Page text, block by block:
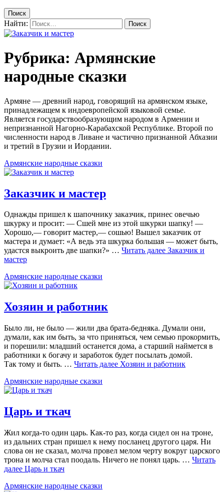
Поиск
Найти:
Рубрика: Армянские
народные сказки
Армяне — древний народ, говорящий на армянском языке,
принадлежащем к индоевропейской языковой семье.
Является государствообразующим народом в Армении и
непризнанной Нагорно-Карабахской Республике. Второй по
численности народ в Ливане и частично признанной Абхазии
и третий в Грузии и Иордании.
Армянские народные сказки
Заказчик и мастер
Однажды пришел к шапочнику заказчик, принес овечью
шкурку и просит: — Сшей мне из этой шкурки шапку! —
Хорошо,— говорит мастер,— сошью! Вышел заказчик от
мастера и думает: «А ведь эта шкурка большая — может быть,
удастся выкроить две шапки?» … Читать далее Заказчик и
мастер
Армянские народные сказки
Хозяин и работник
Было ли, не было — жили два брата-бедняка. Думали они,
думали, как им быть, за что приняться, чем семью прокормить,
и порешили: младший останется дома, а старший наймется в
работники к богачу и заработок будет посылать домой.
Так тому и быть. … Читать далее Хозяин и работник
Армянские народные сказки
Царь и ткач
Жил когда-то один царь. Как-то раз, когда сидел он на троне,
из дальних стран пришел к нему посланец другого царя. Ни
слова он не сказал, молча провел мелом черту вокруг царского
трона и молча стал поодаль. Ничего не понял царь. … Читать
далее Царь и ткач
Армянские народные сказки